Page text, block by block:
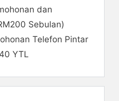
dan
Sebulan)
Telefon Pintar
YTL